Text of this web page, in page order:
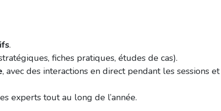
.
fiches pratiques, études de cas).
, avec des interactions en direct pendant les sessions et
experts tout au long de l’année.